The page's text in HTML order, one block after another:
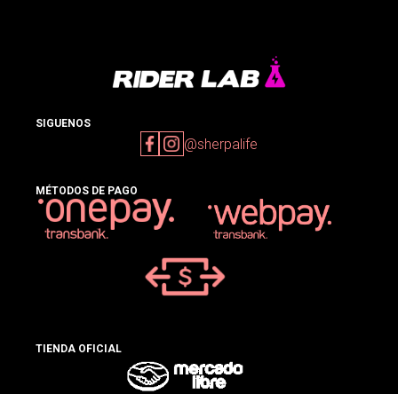
SIGUENOS
@sherpalife
MÉTODOS DE PAGO
TIENDA OFICIAL